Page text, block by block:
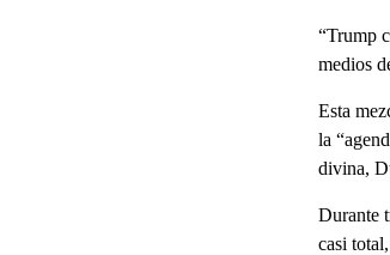
“Trump
medios
Esta
la
divina,
Durante
casi